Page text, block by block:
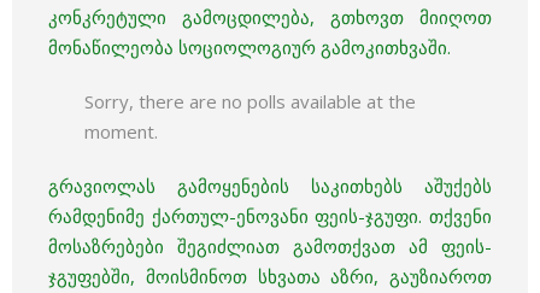
კონკრეტული გამოცდილება, გთხოვთ მიიღოთ
მონაწილეობა სოციოლოგიურ გამოკითხვაში.
Sorry, there are no polls available at the
moment.
გრავიოლას გამოყენების საკითხებს აშუქებს
რამდენიმე ქართულ-ენოვანი ფეის-ჯგუფი. თქვენი
მოსაზრებები შეგიძლიათ გამოთქვათ ამ ფეის-
ჯგუფებში, მოისმინოთ სხვათა აზრი, გაუზიაროთ